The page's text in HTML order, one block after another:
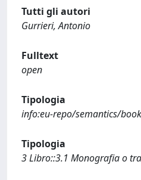
Tutti gli autori
Gurrieri, Antonio
Fulltext
open
Tipologia
info:eu-repo/semantics/book
Tipologia
3 Libro::3.1 Monografia o